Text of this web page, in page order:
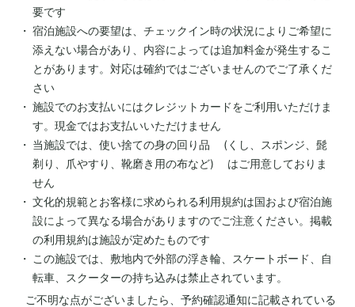
要です
宿泊施設への要望は、チェックイン時の状況によりご希望に
添えない場合があり、内容によっては追加料金が発生するこ
とがあります。対応は確約ではございませんのでご了承くだ
さい
施設でのお支払いにはクレジットカードをご利用いただけま
す。現金ではお支払いいただけません
当施設では、使い捨ての身の回り品 (くし、スポンジ、髭
剃り、爪やすり、靴磨き用の布など) はご用意しておりま
せん
文化的規範とお客様に求められる利用規約は国および宿泊施
設によって異なる場合がありますのでご注意ください。掲載
の利用規約は施設が定めたものです
この施設では、敷地内で外部の浮き輪、スケートボード、自
転車、スクーターの持ち込みは禁止されています。
ご不明な点がございましたら、予約確認通知に記載されている